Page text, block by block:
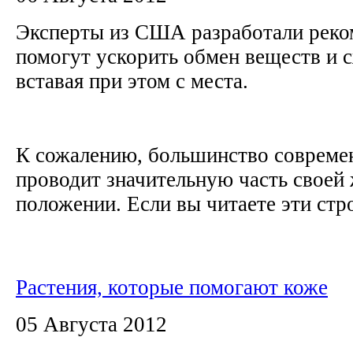
Эксперты из США разработали
помогут ускорить обмен веществ и
вставая при этом с места.
К сожалению, большинство
проводит значительную часть
положении. Если вы читаете эти
Растения, которые помогают коже
05 Августа 2012